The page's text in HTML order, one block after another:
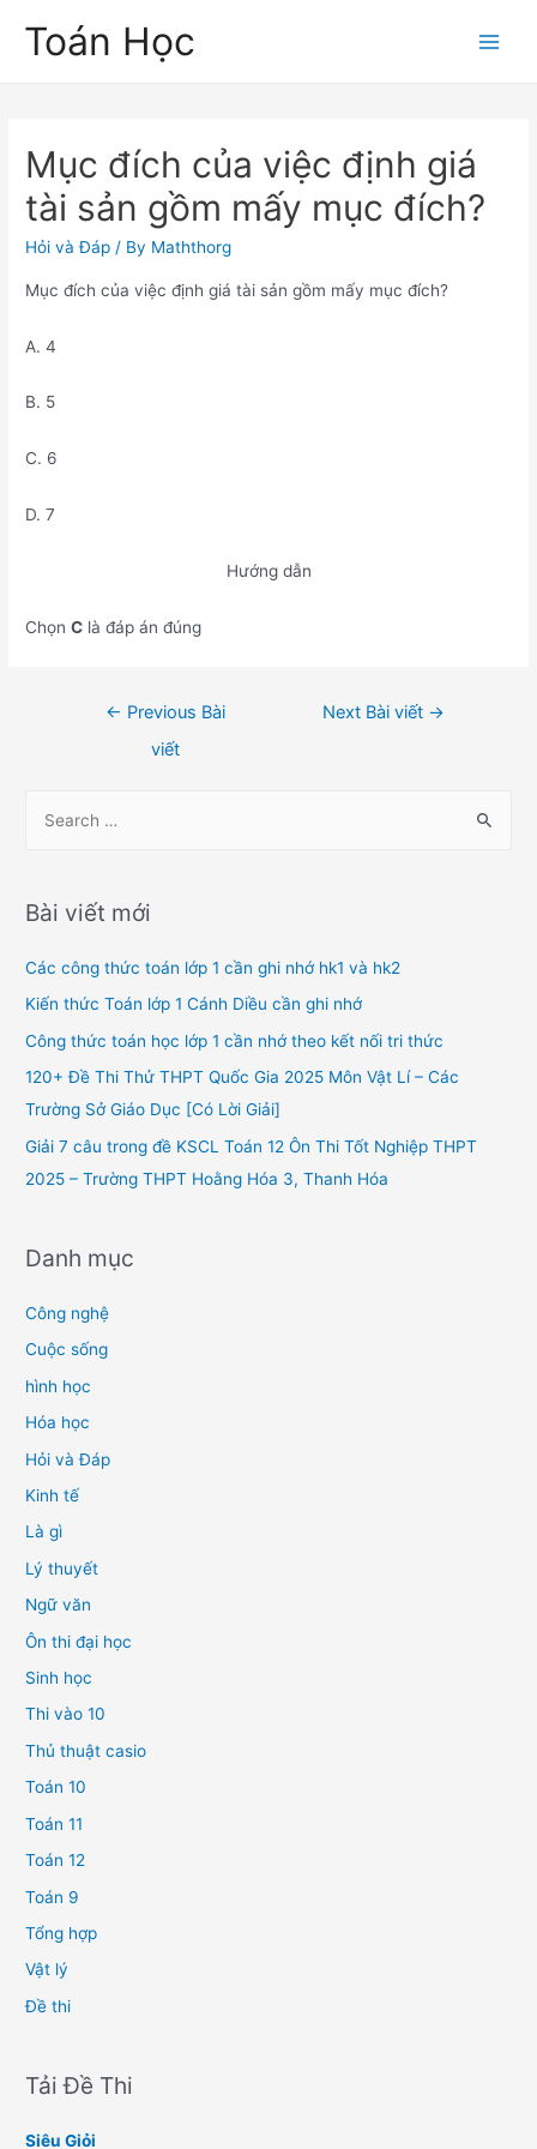
Toán Học
Mục đích của việc định giá
tài sản gồm mấy mục đích?
Hỏi và Đáp / By Maththorg
Mục đích của việc định giá tài sản gồm mấy mục đích?
A. 4
B. 5
C. 6
D. 7
Hướng dẫn
ChọnC là đáp án đúng
← Previous Bài
viết
Next Bài viết →
r
h
f
o
Bài viết mới
Các công thức toán lớp 1 cần ghi nhớ hk1 và hk2
Kiến thức Toán lớp 1 Cánh Diều cần ghi nhớ
Công thức toán học lớp 1 cần nhớ theo kết nối tri thức
120+ Đề Thi Thử THPT Quốc Gia 2025 Môn Vật Lí – Các
Trường Sở Giáo Dục [Có Lời Giải]
Giải 7 câu trong đề KSCL Toán 12 Ôn Thi Tốt Nghiệp THPT
2025 – Trường THPT Hoằng Hóa 3, Thanh Hóa
Danh mục
Công nghệ
Cuộc sống
hình học
Hóa học
Hỏi và Đáp
Kinh tế
Là gì
Lý thuyết
Ngữ văn
Ôn thi đại học
Sinh học
Thi vào 10
Thủ thuật casio
Toán 10
Toán 11
Toán 12
Toán 9
Tổng hợp
Vật lý
Đề thi
Tải Đề Thi
Siêu Giỏi